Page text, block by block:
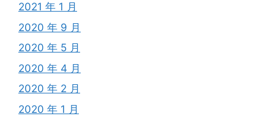
2021 年 1 月
2020 年 9 月
2020 年 5 月
2020 年 4 月
2020 年 2 月
2020 年 1 月